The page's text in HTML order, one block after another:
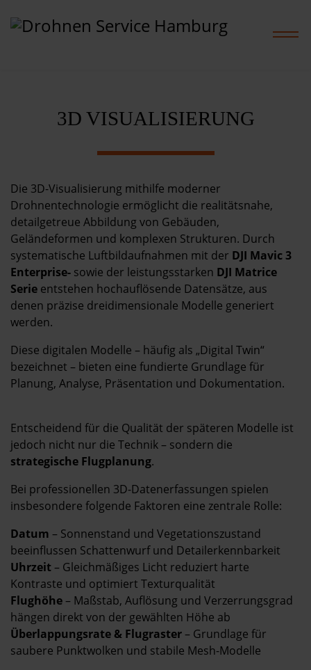
Projekte
Preise
Shop
Kontakt
3D VISUALISIERUNG
Die 3D-Visualisierung mithilfe moderner
Drohnentechnologie ermöglicht die realitätsnahe,
detailgetreue Abbildung von Gebäuden,
Geländeformen und komplexen Strukturen. Durch
systematische Luftbildaufnahmen mit der DJI Mavic 3
Enterprise- sowie der leistungsstarken DJI Matrice
Serie entstehen hochauflösende Datensätze, aus
denen präzise dreidimensionale Modelle generiert
werden.
Diese digitalen Modelle – häufig als „Digital Twin“
bezeichnet – bieten eine fundierte Grundlage für
Planung, Analyse, Präsentation und Dokumentation.
Entscheidend für die Qualität der späteren Modelle ist
jedoch nicht nur die Technik – sondern die
strategische Flugplanung.
Bei professionellen 3D-Datenerfassungen spielen
insbesondere folgende Faktoren eine zentrale Rolle:
Datum – Sonnenstand und Vegetationszustand
beeinflussen Schattenwurf und Detailerkennbarkeit
Uhrzeit – Gleichmäßiges Licht reduziert harte
Kontraste und optimiert Texturqualität
Flughöhe – Maßstab, Auflösung und Verzerrungsgrad
hängen direkt von der gewählten Höhe ab
Überlappungsrate & Flugraster – Grundlage für
saubere Punktwolken und stabile Mesh-Modelle